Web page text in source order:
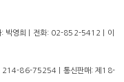
: 박영희 | 전화: 02-852-5412 | 이
214-86-75254 | 통신판매:제18-